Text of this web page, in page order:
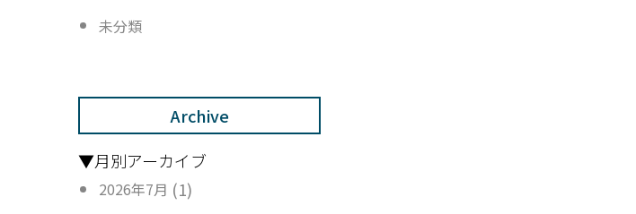
未分類
Archive
▼月別アーカイブ
2026年7月 (1)